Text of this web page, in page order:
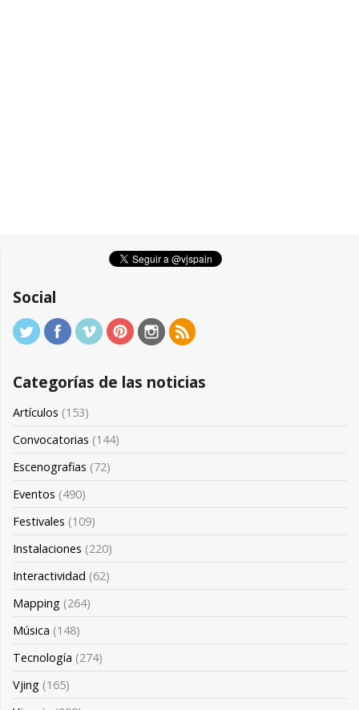
Social
Categorías de las noticias
Artículos (153)
Convocatorias (144)
Escenografias (72)
Eventos (490)
Festivales (109)
Instalaciones (220)
Interactividad (62)
Mapping (264)
Música (148)
Tecnología (274)
Vjing (165)